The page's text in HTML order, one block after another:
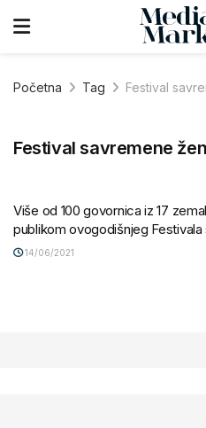
Početna Tag Festival
Festival savremene
Više od 100 govornica iz 17
publikom ovogodišnjeg
14/06/2021